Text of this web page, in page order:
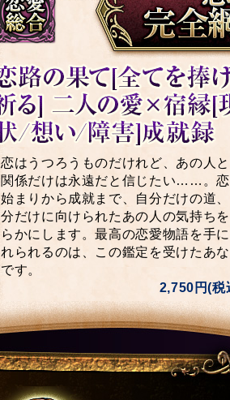
恋はうつろうものだけれど、あの人
関係だけは永遠だと信じたい……。
始まりから成就まで、自分だけの道
分だけに向けられたあの人の気持ち
らかにします。最高の恋愛物語を手
れられるのは、この鑑定を受けたあ
です。
2,750円(税